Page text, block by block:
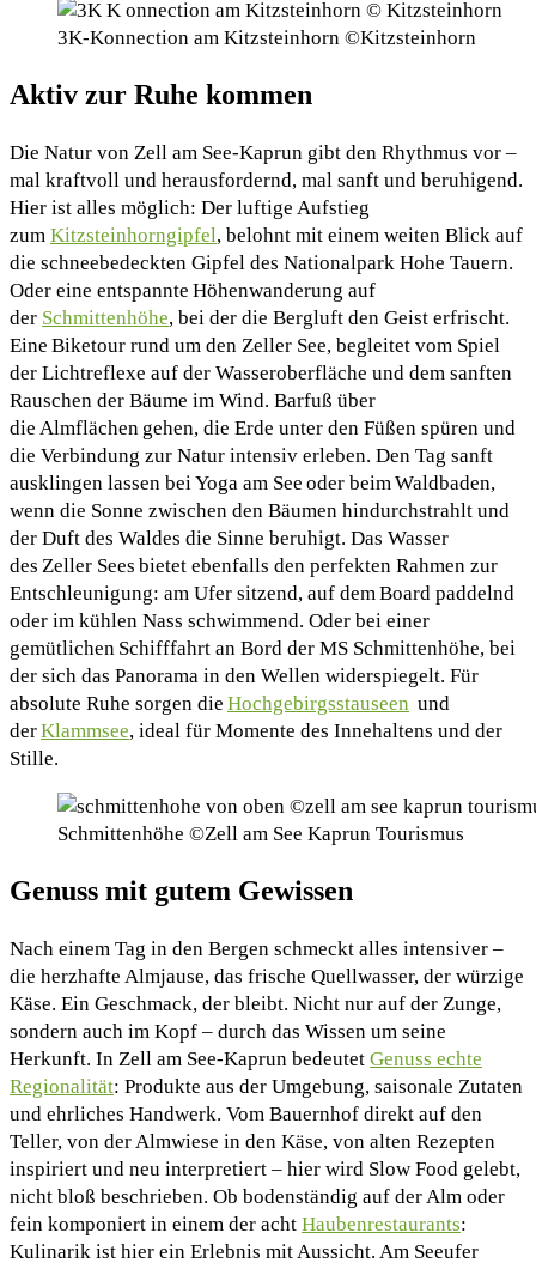
3K-Konnection am Kitzsteinhorn ©Kitzsteinhorn
Aktiv zur Ruhe kommen
Die Natur von Zell am See-Kaprun gibt den Rhythmus vor –
mal kraftvoll und herausfordernd, mal sanft und beruhigend.
Hier ist alles möglich: Der luftige Aufstieg
zum Kitzsteinhorngipfel, belohnt mit einem weiten Blick auf
die schneebedeckten Gipfel des Nationalpark Hohe Tauern.
Oder eine entspannte Höhenwanderung auf
der Schmittenhöhe, bei der die Bergluft den Geist erfrischt.
Eine Biketour rund um den Zeller See, begleitet vom Spiel
der Lichtreflexe auf der Wasseroberfläche und dem sanften
Rauschen der Bäume im Wind. Barfuß über
die Almflächen gehen, die Erde unter den Füßen spüren und
die Verbindung zur Natur intensiv erleben. Den Tag sanft
ausklingen lassen bei Yoga am See oder beim Waldbaden,
wenn die Sonne zwischen den Bäumen hindurchstrahlt und
der Duft des Waldes die Sinne beruhigt. Das Wasser
des Zeller Sees bietet ebenfalls den perfekten Rahmen zur
Entschleunigung: am Ufer sitzend, auf dem Board paddelnd
oder im kühlen Nass schwimmend. Oder bei einer
gemütlichen Schifffahrt an Bord der MS Schmittenhöhe, bei
der sich das Panorama in den Wellen widerspiegelt. Für
absolute Ruhe sorgen die Hochgebirgsstauseen und
derKlammsee, ideal für Momente des Innehaltens und der
Stille.
Schmittenhöhe ©Zell am See Kaprun Tourismus
Genuss mit gutem Gewissen
Nach einem Tag in den Bergen schmeckt alles intensiver –
die herzhafte Almjause, das frische Quellwasser, der würzige
Käse. Ein Geschmack, der bleibt. Nicht nur auf der Zunge,
sondern auch im Kopf – durch das Wissen um seine
Herkunft. In Zell am See-Kaprun bedeutet Genuss echte
Regionalität: Produkte aus der Umgebung, saisonale Zutaten
und ehrliches Handwerk. Vom Bauernhof direkt auf den
Teller, von der Almwiese in den Käse, von alten Rezepten
inspiriert und neu interpretiert – hier wird Slow Food gelebt,
nicht bloß beschrieben. Ob bodenständig auf der Alm oder
fein komponiert in einem der acht Haubenrestaurants:
Kulinarik ist hier ein Erlebnis mit Aussicht. Am Seeufer